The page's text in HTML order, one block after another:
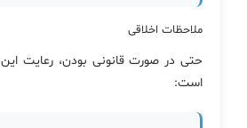
ملاحظات اخلاقی
حتی در صورت قانونی بودن، رعایت
است: